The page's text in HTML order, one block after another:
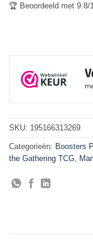
🏆 Beoordeeld met 9.8/
SKU: 195166313269
Categorieën: Boosters
the Gathering TCG,